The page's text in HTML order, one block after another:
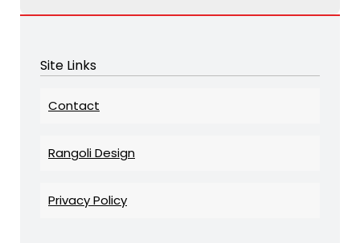
Site Links
Contact
Rangoli Design
Privacy Policy